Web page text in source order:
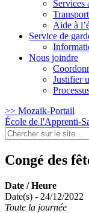
Services
Aide à
Service de
Nous joindre
Justifier
>> Mozaïk-Portail
École de l'Apprenti-
Rechercher
:
Congé des
Date / Heure
Date(s) - 24/12/2022
Toute la journée